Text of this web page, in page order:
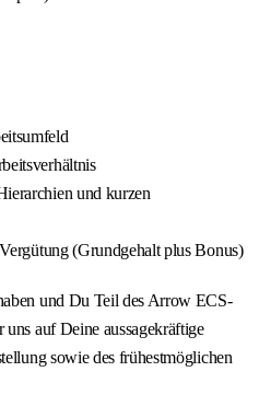
und kurzen
(Grundgehalt plus Bonus)
und Du Teil des Arrow ECS-
auf Deine aussagekräftige
sowie des frühestmöglichen